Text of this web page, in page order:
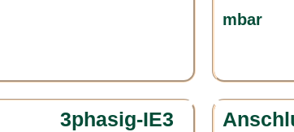
mbar
3phasig-IE3